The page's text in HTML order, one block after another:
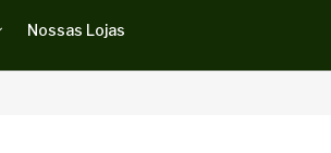
Nossas Lojas